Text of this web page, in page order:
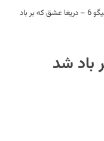
پیگو 6 – دریغا عشق که بر باد